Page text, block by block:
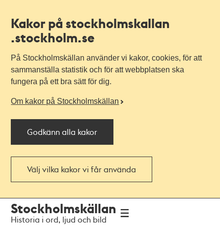
Kakor på stockholmskallan
.stockholm.se
På Stockholmskällan använder vi kakor, cookies, för att
sammanställa statistik och för att webbplatsen ska
fungera på ett bra sätt för dig.
Om kakor på Stockholmskällan
Godkänn alla kakor
Välj vilka kakor vi får använda
navigationen
huvudinnehållet
Stockholmskällan
Historia i ord, ljud och bild